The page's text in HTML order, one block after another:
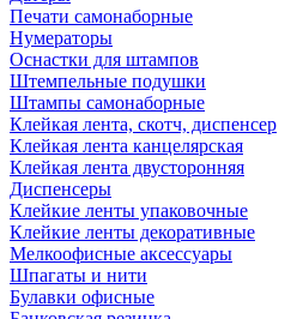
Печати самонаборные
Нумераторы
Оснастки для штампов
Штемпельные подушки
Штампы самонаборные
Клейкая лента, скотч, диспенсер
Клейкая лента канцелярская
Клейкая лента двусторонняя
Диспенсеры
Клейкие ленты упаковочные
Клейкие ленты декоративные
Мелкоофисные аксессуары
Шпагаты и нити
Булавки офисные